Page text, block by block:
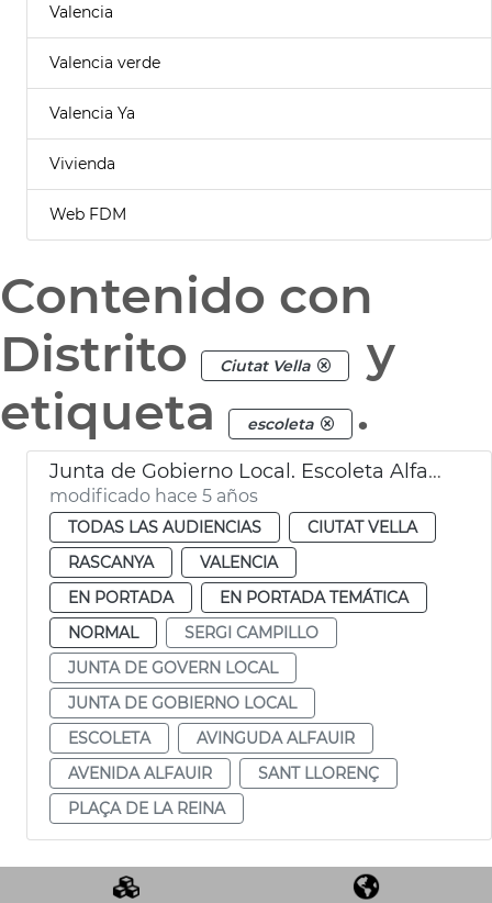
Valencia
Valencia verde
Valencia Ya
Vivienda
Web FDM
Contenido con
Distrito
Ciutat Vella
y
etiqueta
escoleta .
Junta de Gobierno Local. Escoleta Alfauir
modificado hace 5 años
TODAS LAS AUDIENCIAS
CIUTAT VELLA
RASCANYA
VALENCIA
EN PORTADA
EN PORTADA TEMÁTICA
NORMAL
SERGI CAMPILLO
JUNTA DE GOVERN LOCAL
JUNTA DE GOBIERNO LOCAL
ESCOLETA
AVINGUDA ALFAUIR
AVENIDA ALFAUIR
SANT LLORENÇ
PLAÇA DE LA REINA